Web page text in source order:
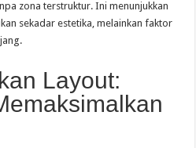
zona terstruktur. Ini menunjukkan
sekadar estetika, melainkan faktor
Layout: